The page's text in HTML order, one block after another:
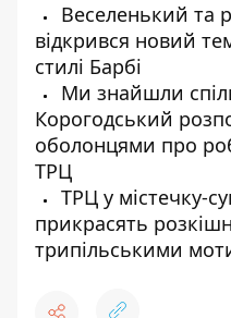
Веселенький та
відкрився новий
стилі Барбі
Ми знайшли
Корогодський
оболонцями про
ТРЦ
ТРЦ у містечку-
прикрасять
трипільськими